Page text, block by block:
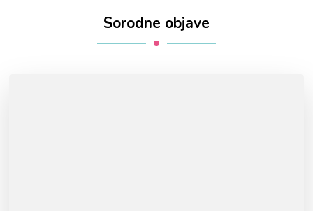
Sorodne objave